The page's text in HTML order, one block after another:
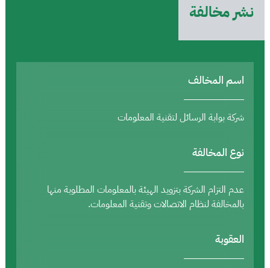
نشر مخالفة
اسم المخالف
شركة بوابة الرسائل لتقنية المعلومات
نوع المخالفة
عدم التزام الشركة بتزويد الهيئة بالمعلومات المطلوبة منها
بالمخالفة لنظام الاتصالات وتقنية المعلومات.
العقوبة